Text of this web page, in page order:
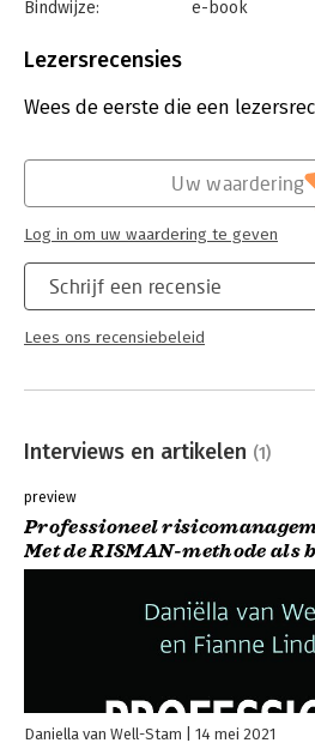
Bindwijze:
e-book
Bestandsformaat:
Uitgever:
Boom
Hoofdrubriek:
Lezersrecensies
Wees de eerste die een
Schrijf een recensie
Lees ons recensiebeleid
Uw waardering
Log in om uw waardering te geven
Interviews en artikelen (1)
preview
Professioneel
Met de RISMAN-methode als
Daniella van Well-Stam 14 mei 2021